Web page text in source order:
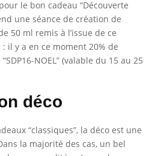
pour le bon cadeau “Découverte
une séance de création de
50 ml remis à l’issue de ce
il y a en ce moment 20% de
NOEL” (valable du 15 au 25
déco
“classiques”, la déco est une
la majorité des cas, un bel